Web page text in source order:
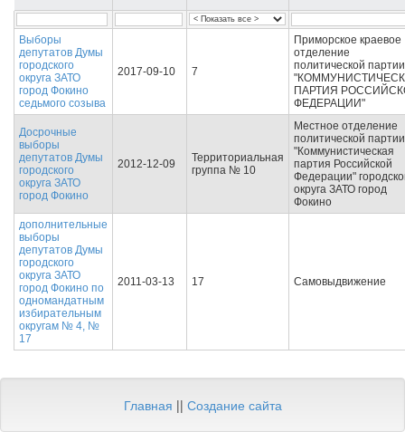
Выборы
депутатов Думы
городского
округа ЗАТО
город Фокино
седьмого созыва
2017-09-10 7
Приморское краевое
отделение
политической партии
ПАРТИЯ
ФЕДЕРАЦИИ"
Досрочные
выборы
депутатов Думы
городского
округа ЗАТО
город Фокино
2012-12-09
Территориальная
группа № 10
Местное отделение
политической партии
"Коммунистическая
партия Российской
Федерации"
округа ЗАТО город
Фокино
дополнительные
выборы
депутатов Думы
городского
округа ЗАТО
город Фокино по
одномандатным
избирательным
округам № 4, №
17
2011-03-13 17 Самовыдвижение
Главная || Создание сайта